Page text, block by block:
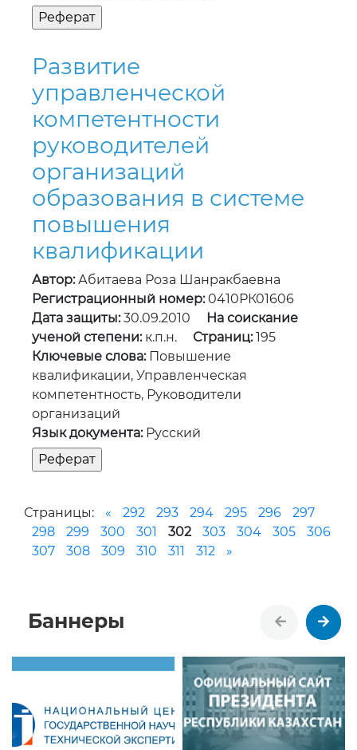
Развитие
управленческой
компетентности
руководителей
организаций
образования в системе
повышения
квалификации
Автор:Абитаева Роза Шанракбаевна
Регистрационный номер:0410РК01606
Дата защиты:30.09.2010
На соискание
ученой степени:к.п.н. Страниц:195
Ключевые слова:Повышение
квалификации, Управленческая
компетентность, Руководители
организаций
Язык документа:Русский
Страницы: « 292 293 294 295 296
297
298
299 300 301 302 303 304 305
306
307
308 309 310 311 312 »
Баннеры